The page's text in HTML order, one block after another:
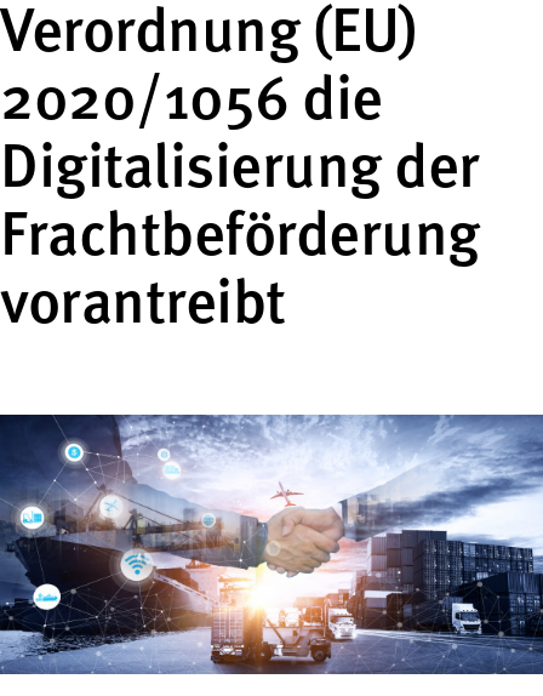
Verordnung (EU)
2020/1056 die
Digitalisierung der
Frachtbeförderung
vorantreibt